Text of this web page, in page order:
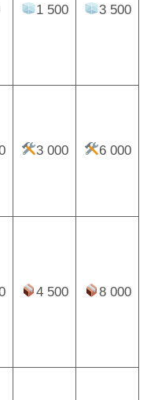
1 500 3 500
3 000 6 000
4 500 8 000